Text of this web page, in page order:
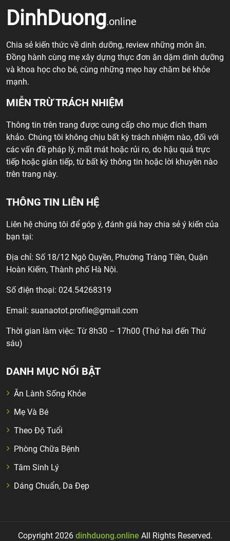
DinhDuong.online
Chia sẻ kiến thức về dinh dưỡng, review những món ăn.
Đồng hành cùng mẹ xây dựng thực đơn ăn dặm dinh dưỡng
và khoa học cho bé, cùng những mẹo hay chăm bé khỏe
mạnh.
MIỄN TRỪ TRÁCH NHIỆM
Thông tin trên trang được cung cấp cho mục đích tham
khảo. Chúng tôi không chịu bất kỳ trách nhiệm nào, đối với
các vấn đề pháp lý, mất mát hoặc rủi ro, do hậu quả trực
tiếp hoặc gián tiếp, từ bất kỳ thông tin hoặc lời khuyên nào
trên trang này.
THÔNG TIN LIÊN HỆ
Liên hệ chúng tôi để góp ý, đánh giá hay chia sẻ ý kiến của
bạn tại:
Địa chỉ: Số 18/12 Ngô Quyền, Phường Tràng Tiền, Quận
Hoàn Kiếm, Thành phố Hà Nội.
Số điện thoại: 024.54268319
Email: suanaotot.profile@gmail.com
Thời gian làm việc: Từ 8h30 – 17h00 (Thứ hai đến Thứ
sáu)
DANH MỤC NỔI BẬT
Ăn Lành Sống Khỏe
Mẹ Và Bé
Theo Độ Tuổi
Phòng Chữa Bệnh
Tâm Sinh Lý
Dáng Chuẩn, Da Đẹp
Copyright 2026 dinhduong.online All Rights Reserved.